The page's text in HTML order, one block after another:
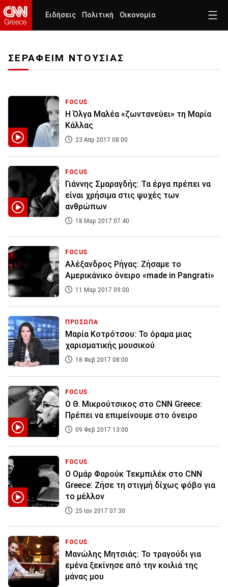
Ειδήσεις Πολιτική Οικονομία
ΣΕΡΑΦΕΙΜ ΝΤΟΥΣΙΑΣ
FOCUS
Η Όλγα Μαλέα «ζωντανεύει» τη Μαρία
Κάλλας
23 Απρ 2017 08:00
FOCUS
Γιάννης Σμαραγδής: Τα έργα πρέπει να
είναι χρήσιμα στις ψυχές των
ανθρώπων
18 Μαρ 2017 07:40
FOCUS
Αλέξανδρος Ρήγας: Ζήσαμε το
Αμερικάνικο όνειρο «made in Pangrati»
11 Μαρ 2017 09:00
ΠΡΟΣΩΠΑ
Μαρία Κοτρότσου: Το όραμα μιας
χαρισματικής μουσικού
18 Φεβ 2017 08:00
FOCUS
Ο Θ. Μικρούτσικος στο CNN Greece:
Πρέπει να επιμείνουμε στο όνειρο
09 Φεβ 2017 13:00
FOCUS
Ο Ομάρ Φαρούκ Τεκμπιλέκ στο CNN
Greece: Ζήσε τη στιγμή δίχως φόβο για
το μέλλον
25 Ιαν 2017 07:30
FOCUS
Μανώλης Μητσιάς: Το τραγούδι για
εμένα ξεκίνησε από την κοιλιά της
μάνας μου